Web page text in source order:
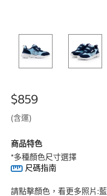
$859
(含運)
商品特色
*多種顏色尺寸選擇
尺碼指南
Select product
請點擊顏色，看更多照片:藍